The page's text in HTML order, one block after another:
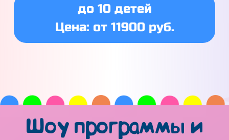
до 10 детей
Цена: от 11900 руб.
Шоу программы и